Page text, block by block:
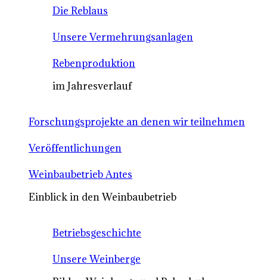
Die Reblaus
Unsere Vermehrungsanlagen
Rebenproduktion
im Jahresverlauf
Forschungsprojekte an denen wir teilnehmen
Veröffentlichungen
Weinbaubetrieb Antes
Einblick in den Weinbaubetrieb
Betriebsgeschichte
Unsere Weinberge